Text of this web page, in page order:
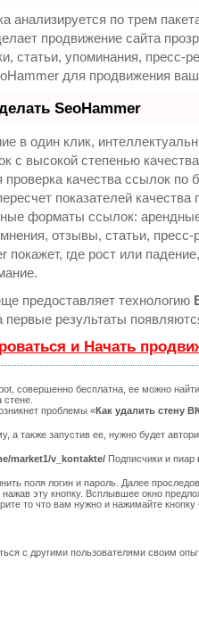
анализируется по трем
продвижение сайта
статьи, упоминания, пресс-
для продвижения
SeoHammer
в один клик,
с высокой степенью
качества ссылок по
показателей качества
форматы ссылок:
отзывы, статьи, пресс-
где рост или
предоставляет технологию
первые результаты
и Начать
совершенно бесплатна, ее можно
проблемы «Как удалить стену
а также запустив ее, нужно будет
market1/v_kontakte/ Подписчики и пиар
поля логин и пароль. Далее
нажав эту кнопку. Всплывшее окно
то что вам нужно и нажимайте кнопку
с другими пользователями своим